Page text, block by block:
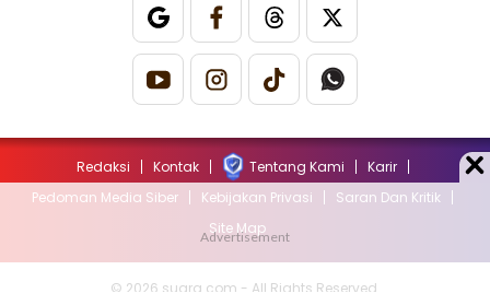
Redaksi Kontak Tentang Kami
Karir
Pedoman Media Siber
Kebijakan Privasi
Saran Dan Kritik
Site Map
© 2026 suara.com - All Rights Reserved.